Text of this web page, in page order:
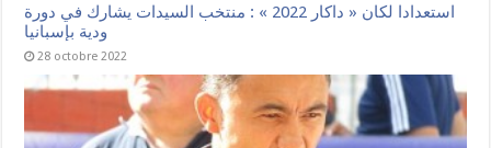
استعدادا لكان « داكار 2022 » : منتخب السيدات يشارك في دورة
ودية بإسبانيا
28 octobre 2022